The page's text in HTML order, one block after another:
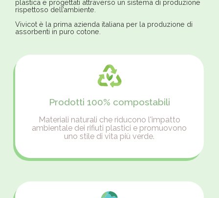
plastica e progettati attraverso un sistema di produzione
rispettoso dell’ambiente.
Vivicot è la prima azienda italiana per la produzione di
assorbenti in puro cotone.
Prodotti 100% compostabili
Materiali naturali che riducono l'impatto
ambientale dei rifiuti plastici e promuovono
uno stile di vita più verde.